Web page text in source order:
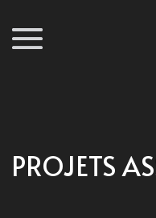
PROJETS